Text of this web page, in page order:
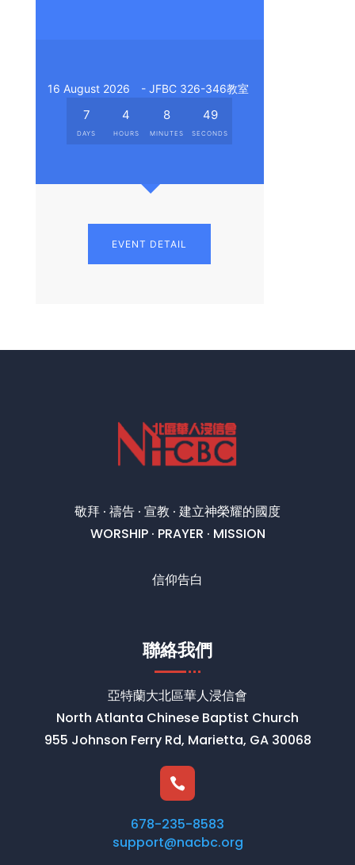
16 August 2026 - JFBC 326-346教室
7
DAYS
4
HOURS
8
MINUTES
47
SECONDS
EVENT DETAIL
敬拜 · 禱告 · 宣教 · 建立神榮耀的國度
WORSHIP · PRAYER · MISSION
信仰告白
聯絡我們
亞特蘭大北區華人浸信會
North Atlanta Chinese Baptist Church
955 Johnson Ferry Rd, Marietta, GA 30068

678-235-8583
support@nacbc.org